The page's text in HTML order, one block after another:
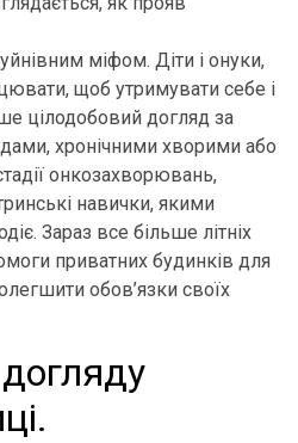
міфом. Діти і онуки,
щоб утримувати себе і
цілодобовий догляд за
хронічними хворими або
онкозахворювань,
навички, якими
Зараз все більше літніх
приватних будинків для
обов’язки своїх